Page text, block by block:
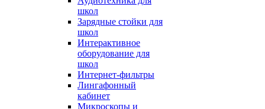
школ
Зарядные стойки для
школ
Интерактивное
оборудование для
школ
Интернет-фильтры
Лингафонный
кабинет
Микроскопы и